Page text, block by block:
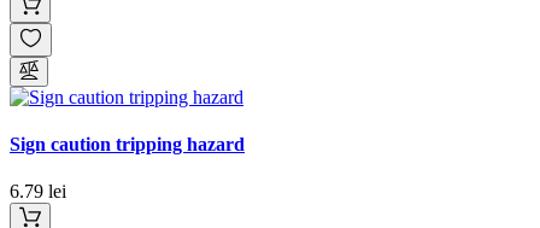
Sign caution tripping hazard
6.79 lei